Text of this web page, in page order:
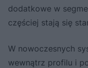
dodatkowe w
częściej stają się
W nowoczesnych
wewnątrz profilu i